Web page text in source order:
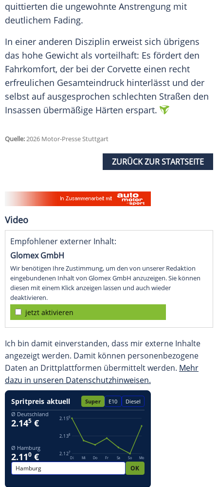
quittierten die ungewohnte Anstrengung mit
deutlichem Fading.
In einer anderen Disziplin erweist sich übrigens
das hohe Gewicht als vorteilhaft: Es fördert den
Fahrkomfort, der bei der Corvette einen recht
erfreulichen Gesamteindruck hinterlässt und der
selbst auf ausgesprochen schlechten Straßen den
Insassen übermäßige Härten erspart.
Quelle:2026 Motor-Presse Stuttgart
ZURÜCK ZUR STARTSEITE
Video
Empfohlener externer Inhalt:
Glomex GmbH
Wir benötigen Ihre Zustimmung, um den von unserer Redaktion
eingebundenen Inhalt von Glomex GmbH anzuzeigen. Sie können
diesen mit einem Klick anzeigen lassen und auch wieder
deaktivieren.
jetzt aktivieren
Ich bin damit einverstanden, dass mir externe Inhalte
angezeigt werden. Damit können personenbezogene
Daten an Drittplattformen übermittelt werden. Mehr
dazu in unseren Datenschutzhinweisen.